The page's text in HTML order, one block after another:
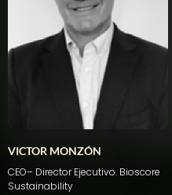
VICTOR MONZÓN
CEO– DirectorEjecutivo. Bioscore
Sustainability